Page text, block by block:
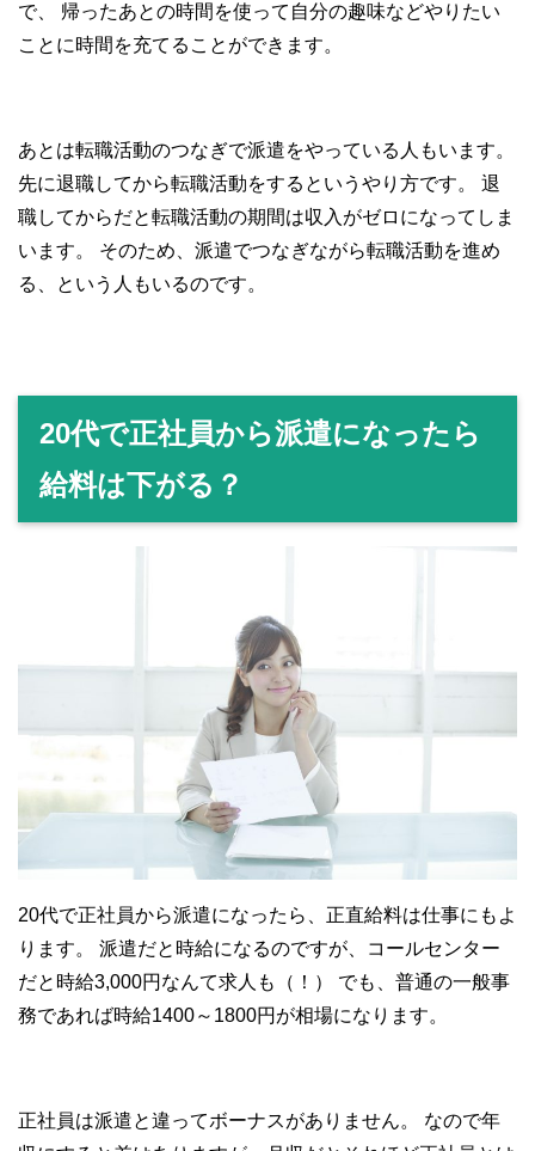
で、
帰ったあとの時間を使って自分の趣味などやりたい
ことに時間を充てることができます。
あとは転職活動のつなぎで派遣をやっている人もいます。
先に退職してから転職活動をするというやり方です。
退
職してからだと転職活動の期間は収入がゼロになってしま
います。
そのため、派遣でつなぎながら転職活動を進め
る、という人もいるのです。
20代で正社員から派遣になったら
給料は下がる？
20代で正社員から派遣になったら、正直給料は仕事にもよ
ります。
派遣だと時給になるのですが、コールセンター
だと時給3,000円なんて求人も（！）
でも、普通の一般事
務であれば時給1400～1800円が相場になります。
正社員は派遣と違ってボーナスがありません。
なので年